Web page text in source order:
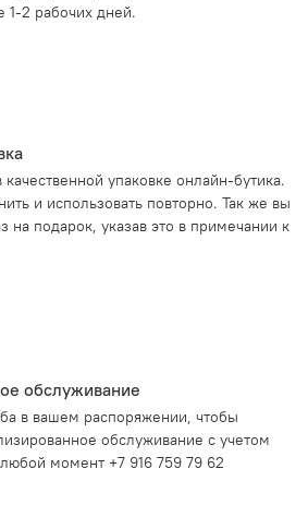
1-2 рабочих дней.
упаковке онлайн-бутика.
и использовать повторно. Так же вы
на подарок, указав это в примечании к
обслуживание
в вашем распоряжении, чтобы
обслуживание с учетом
момент +7 916 759 79 62